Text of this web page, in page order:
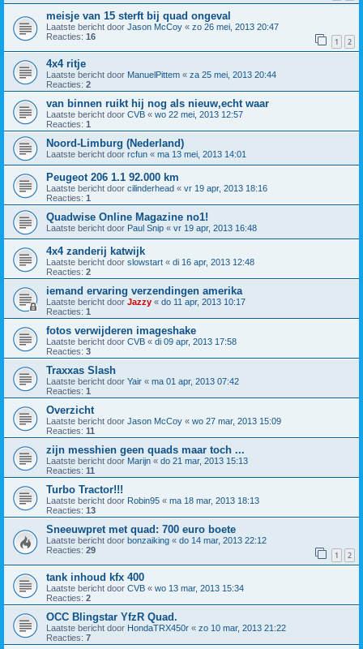
meisje van 15 sterft bij quad ongeval
Laatste bericht door Jason McCoy « zo 26 mei, 2013 20:47
Reacties: 16 1 2
4x4 ritje
Laatste bericht door ManuelPittem « za 25 mei, 2013 20:44
Reacties: 2
van binnen ruikt hij nog als nieuw,echt waar
Laatste bericht door CVB « wo 22 mei, 2013 12:57
Reacties: 1
Noord-Limburg (Nederland)
Laatste bericht door rcfun « ma 13 mei, 2013 14:01
Peugeot 206 1.1 92.000 km
Laatste bericht door cilinderhead « vr 19 apr, 2013 18:16
Reacties: 1
Quadwise Online Magazine no1!
Laatste bericht door Paul Snip « vr 19 apr, 2013 16:48
4x4 zanderij katwijk
Laatste bericht door slowstart « di 16 apr, 2013 12:48
Reacties: 2
iemand ervaring verzendingen amerika
Laatste bericht door Jazzy « do 11 apr, 2013 10:17
Reacties: 1
fotos verwijderen imageshake
Laatste bericht door CVB « di 09 apr, 2013 17:58
Reacties: 3
Traxxas Slash
Laatste bericht door Yair « ma 01 apr, 2013 07:42
Reacties: 1
Overzicht
Laatste bericht door Jason McCoy « wo 27 mar, 2013 15:09
Reacties: 11
zijn messhien geen quads maar toch ...
Laatste bericht door Marijn « do 21 mar, 2013 15:13
Reacties: 11
Turbo Tractor!!!
Laatste bericht door Robin95 « ma 18 mar, 2013 18:13
Reacties: 13
Sneeuwpret met quad: 700 euro boete
Laatste bericht door bonzaiking « do 14 mar, 2013 22:12
Reacties: 29 1 2
tank inhoud kfx 400
Laatste bericht door CVB « wo 13 mar, 2013 15:34
Reacties: 2
OCC Blingstar YfzR Quad.
Laatste bericht door HondaTRX450r « zo 10 mar, 2013 21:22
Reacties: 7